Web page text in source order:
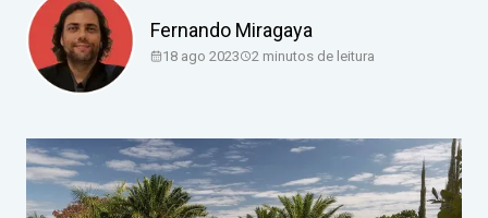
Fernando Miragaya
18 ago 2023 2 minutos de leitura